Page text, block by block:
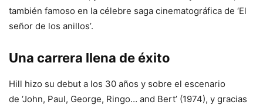
también famoso en la célebre saga cinematográfica de ‘El
señor de los anillos’.
Una carrera llena de éxito
Hill hizo su debut a los 30 años y sobre el escenario
de ‘John, Paul, George, Ringo… and Bert’ (1974), y gracias